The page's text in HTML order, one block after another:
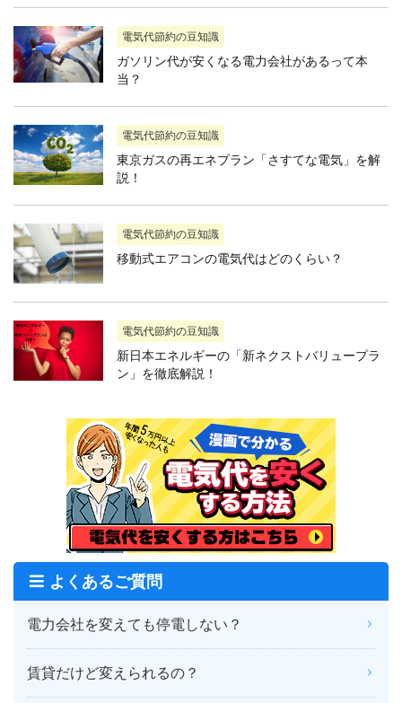
電気代節約の豆知識
ガソリン代が安くなる電力会社があるって本
当？
電気代節約の豆知識
東京ガスの再エネプラン「さすてな電気」を解
説！
電気代節約の豆知識
移動式エアコンの電気代はどのくらい？
電気代節約の豆知識
新日本エネルギーの「新ネクストバリュープラ
ン」を徹底解説！
よくあるご質問
電力会社を変えても停電しない？
賃貸だけど変えられるの？